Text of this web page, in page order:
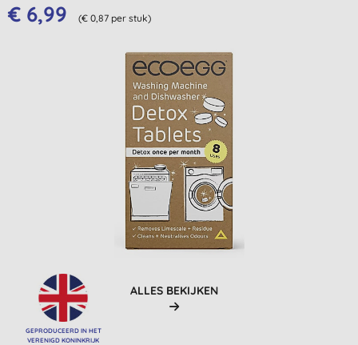
€ 6,99 (€ 0,87 per stuk)
GEPRODUCEERD IN HET
VERENIGD KONINKRIJK
ALLES BEKIJKEN